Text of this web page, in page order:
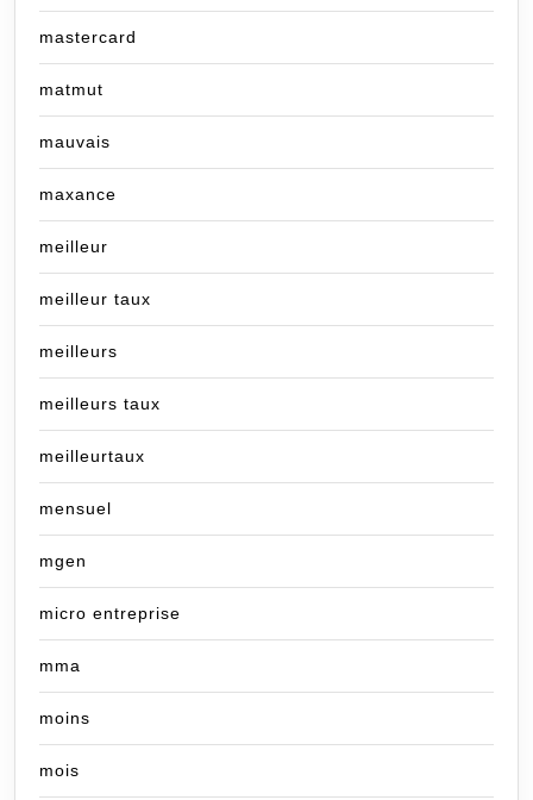
mastercard
matmut
mauvais
maxance
meilleur
meilleur taux
meilleurs
meilleurs taux
meilleurtaux
mensuel
mgen
micro entreprise
mma
moins
mois